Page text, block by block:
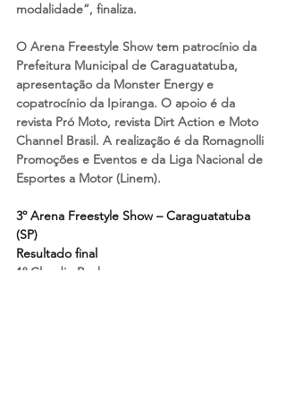
modalidade”, finaliza.
O Arena Freestyle Show tem patrocínio da
Prefeitura Municipal de Caraguatatuba,
apresentação da Monster Energy e
copatrocínio da Ipiranga. O apoio é da
revista Pró Moto, revista Dirt Action e Moto
Channel Brasil. A realização é da Romagnolli
Promoções e Eventos e da Liga Nacional de
Esportes a Motor (Linem).
3º Arena Freestyle Show – Caraguatatuba
(SP)
Resultado final
1º Claudio Rocha